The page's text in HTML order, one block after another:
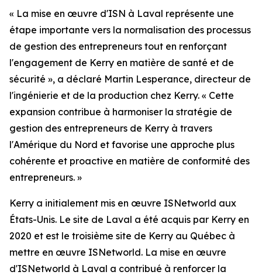
« La mise en œuvre d'ISN à Laval représente une
étape importante vers la normalisation des processus
de gestion des entrepreneurs tout en renforçant
l'engagement de Kerry en matière de santé et de
sécurité », a déclaré Martin Lesperance, directeur de
l'ingénierie et de la production chez Kerry. « Cette
expansion contribue à harmoniser la stratégie de
gestion des entrepreneurs de Kerry à travers
l'Amérique du Nord et favorise une approche plus
cohérente et proactive en matière de conformité des
entrepreneurs. »
Kerry a initialement mis en œuvre ISNetworld aux
États-Unis. Le site de Laval a été acquis par Kerry en
2020 et est le troisième site de Kerry au Québec à
mettre en œuvre ISNetworld. La mise en œuvre
d'ISNetworld à Laval a contribué à renforcer la